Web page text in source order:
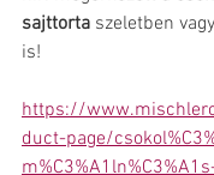
sajttorta szeletben
is!
https://
duct-page/